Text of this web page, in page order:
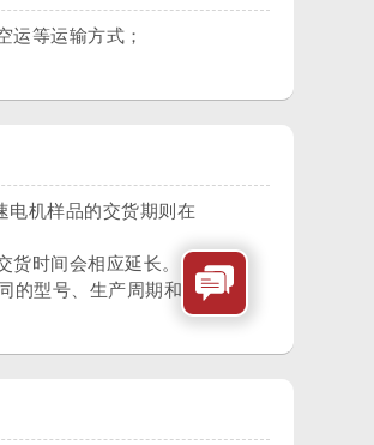
运等运输方式；
电机样品的交货期则在
时间会相应延长。
的型号、生产周期和订单